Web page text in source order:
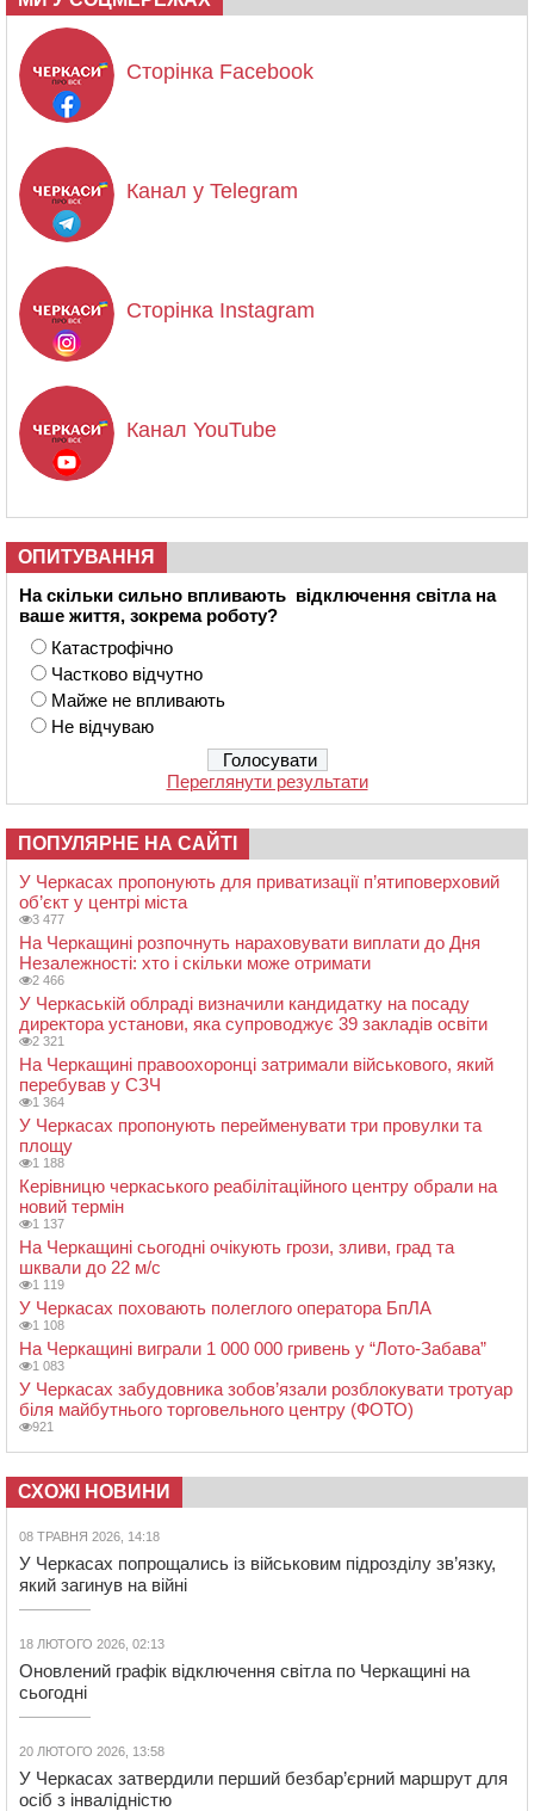
Сторінка Facebook
Канал у Telegram
Сторінка Instagram
Канал YouTube
ОПИТУВАННЯ
На скільки сильно впливають відключення світла на
ваше життя, зокрема роботу?
Катастрофічно
Частково відчутно
Майже не впливають
Не відчуваю
Переглянути результати
ПОПУЛЯРНЕ НА САЙТІ
У Черкасах пропонують для приватизації п’ятиповерховий
об’єкт у центрі міста
3 477
На Черкащині розпочнуть нараховувати виплати до Дня
Незалежності: хто і скільки може отримати
2 466
У Черкаській облраді визначили кандидатку на посаду
директора установи, яка супроводжує 39 закладів освіти
2 321
На Черкащині правоохоронці затримали військового, який
перебував у СЗЧ
1 364
У Черкасах пропонують перейменувати три провулки та
площу
1 188
Керівницю черкаського реабілітаційного центру обрали на
новий термін
1 137
На Черкащині сьогодні очікують грози, зливи, град та
шквали до 22 м/с
1 119
У Черкасах поховають полеглого оператора БпЛА
1 108
На Черкащині виграли 1 000 000 гривень у “Лото-Забава”
1 083
У Черкасах забудовника зобов’язали розблокувати тротуар
біля майбутнього торговельного центру (ФОТО)
921
СХОЖІ НОВИНИ
08 ТРАВНЯ 2026, 14:18
У Черкасах попрощались із військовим підрозділу зв’язку,
який загинув на війні
18 ЛЮТОГО 2026, 02:13
Оновлений графік відключення світла по Черкащині на
сьогодні
20 ЛЮТОГО 2026, 13:58
У Черкасах затвердили перший безбар’єрний маршрут для
осіб з інвалідністю